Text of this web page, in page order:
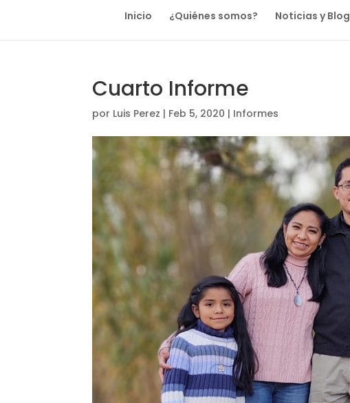
Inicio ¿Quiénes somos? Noticias y Blog
Cuarto Informe
por Luis Perez | Feb 5, 2020 | Informes